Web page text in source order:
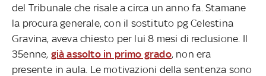
del Tribunale che risale a circa un anno fa. Stamane
la procura generale, con il sostituto pg Celestina
Gravina, aveva chiesto per lui 8 mesi di reclusione. Il
35enne, già assolto in primo grado, non era
presente in aula. Le motivazioni della sentenza sono